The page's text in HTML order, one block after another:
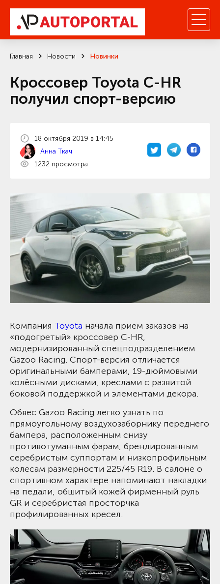
Главная Новости Новинки
Кроссовер Toyota C-HR
получил спорт-версию
18 октября 2019 в 14:45
Анна Ткач
1232 просмотра
Компания Toyota начала прием заказов на
«подогретый» кроссовер C-HR,
модернизированный спецподразделением
Gazoo Racing. Спорт-версия отличается
оригинальными бамперами, 19-дюймовыми
колёсными дисками, креслами с развитой
боковой поддержкой и элементами декора.
Обвес Gazoo Racing легко узнать по
прямоугольному воздухозаборнику переднего
бампера, расположенным снизу
противотуманным фарам, брендированным
серебристым суппортам и низкопрофильным
колесам размерности 225/45 R19. В салоне о
спортивном характере напоминают накладки
на педали, обшитый кожей фирменный руль
GR и серебристая просторчка
профилированных кресел.